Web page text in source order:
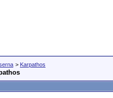
> Karpathos